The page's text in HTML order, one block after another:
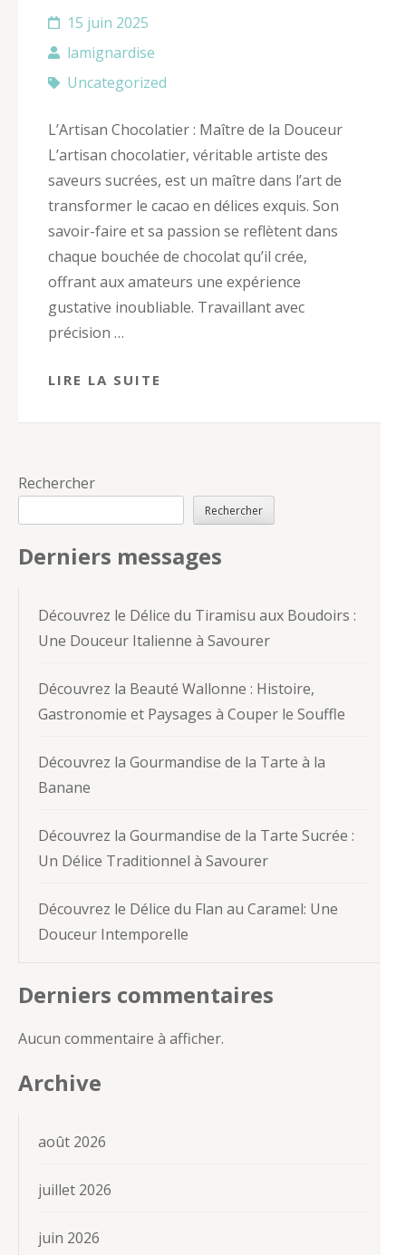
15 juin 2025
lamignardise
Uncategorized
L’Artisan Chocolatier : Maître de la Douceur
L’artisan chocolatier, véritable artiste des
saveurs sucrées, est un maître dans l’art de
transformer le cacao en délices exquis. Son
savoir-faire et sa passion se reflètent dans
chaque bouchée de chocolat qu’il crée,
offrant aux amateurs une expérience
gustative inoubliable. Travaillant avec
précision …
LIRE LA SUITE
Rechercher
Rechercher
Derniers messages
Découvrez le Délice du Tiramisu aux Boudoirs :
Une Douceur Italienne à Savourer
Découvrez la Beauté Wallonne : Histoire,
Gastronomie et Paysages à Couper le Souffle
Découvrez la Gourmandise de la Tarte à la
Banane
Découvrez la Gourmandise de la Tarte Sucrée :
Un Délice Traditionnel à Savourer
Découvrez le Délice du Flan au Caramel: Une
Douceur Intemporelle
Derniers commentaires
Aucun commentaire à afficher.
Archive
août 2026
juillet 2026
juin 2026